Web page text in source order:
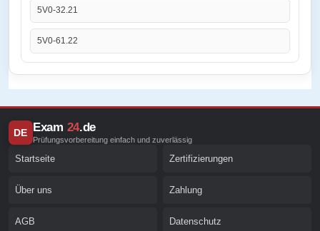
5V0-32.21
5V0-61.22
DE Exam 24.de
Prüfungsvorbereitung einfach und zuverlässig
Startseite Zertifizierungen
Über uns Zahlung
AGB Datenschutz